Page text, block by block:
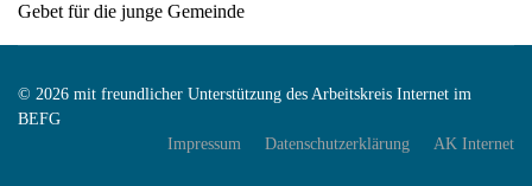
Gebet für die junge Gemeinde
© 2026 mit freundlicher Unterstützung des Arbeitskreis Internet im
BEFG
Impressum
Datenschutzerklärung AK Internet